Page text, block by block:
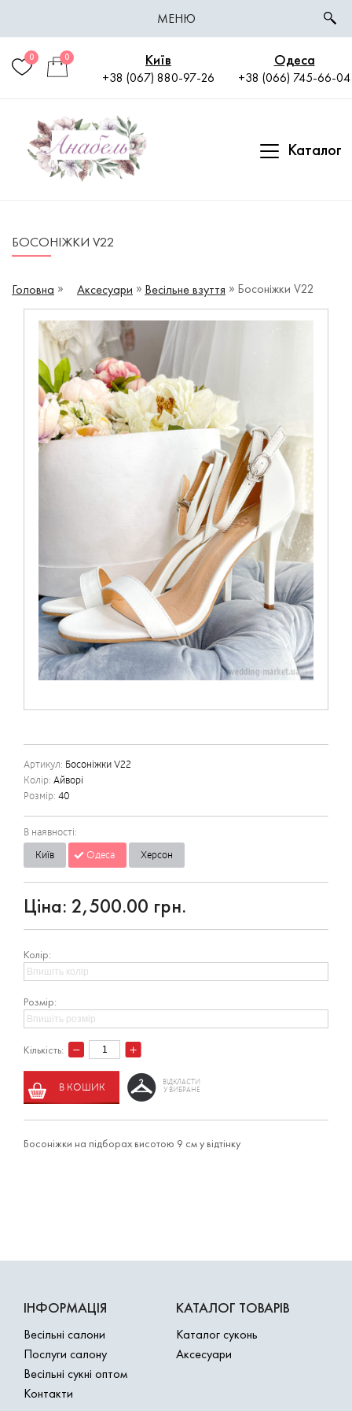
МЕНЮ
Київ
+38 (067) 880-97-26
Одеса
+38 (066) 745-66-04
0 0
Каталог
БОСОНІЖКИ V22
Головна Аксесуари Весільне взуття Босоніжки V22
Артикул: Босоніжки V22
Колір: Айворі
Розмір: 40
В наявності:
Київ
Одеса Херсон
Ціна: 2,500.00 грн.
Колір:
Розмір:
Кількість:
В КОШИК ВІДКЛАСТИ
У ВИБРАНЕ
Босоніжки на підборах висотою 9 см у відтінку
ІНФОРМАЦІЯ
Весільні салони
Послуги салону
Весільні сукні оптом
Контакти
КАТАЛОГ ТОВАРІВ
Каталог суконь
Аксесуари